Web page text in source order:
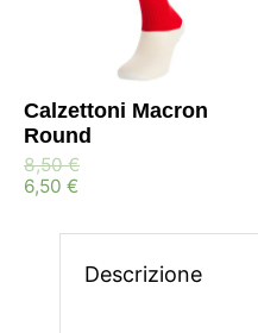
Calzettoni Macron
Round
8,50€
6,50 €
Descrizione